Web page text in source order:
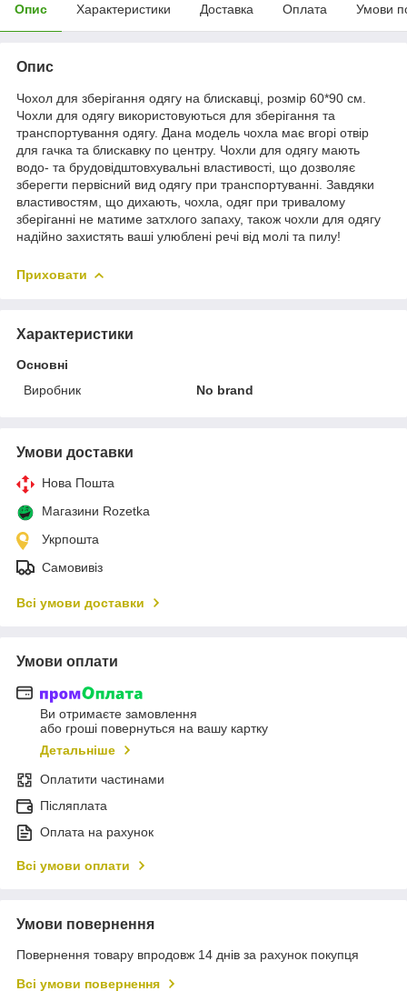
Опис Характеристики Доставка Оплата Умови
Опис
Чохол для зберігання одягу на блискавці, розмір 60*90 см.
Чохли для одягу використовуються для зберігання та
транспортування одягу. Дана модель чохла має вгорі отвір
для гачка та блискавку по центру. Чохли для одягу мають
водо- та брудовідштовхувальні властивості, що дозволяє
зберегти первісний вид одягу при транспортуванні. Завдяки
властивостям, що дихають, чохла, одяг при тривалому
зберіганні не матиме затхлого запаху, також чохли для одягу
надійно захистять ваші улюблені речі від молі та пилу!
Приховати
Характеристики
Основні
Виробник
No brand
Умови доставки
Нова Пошта
Магазини Rozetka
Укрпошта
Самовивіз
Всі умови доставки
Умови оплати
Ви отримаєте замовлення
або гроші повернуться на вашу картку
Детальніше
Оплатити частинами
Післяплата
Оплата на рахунок
Всі умови оплати
Умови повернення
Повернення товару впродовж 14 днів за рахунок покупця
Всі умови повернення